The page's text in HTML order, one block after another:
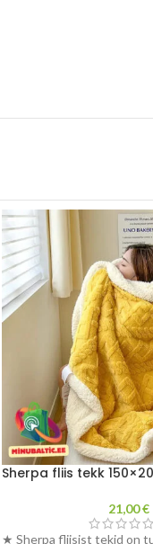
Sherpa fliis tekk
21,00€
★ Sherpa fliisist tekid on